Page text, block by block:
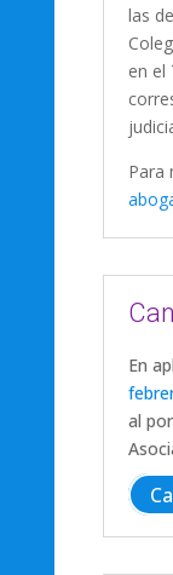
las
en el
Para
E​n
al